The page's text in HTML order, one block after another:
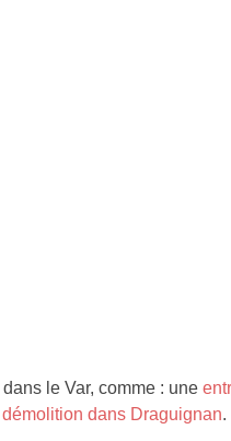
le Var, comme : une
dans Draguignan.